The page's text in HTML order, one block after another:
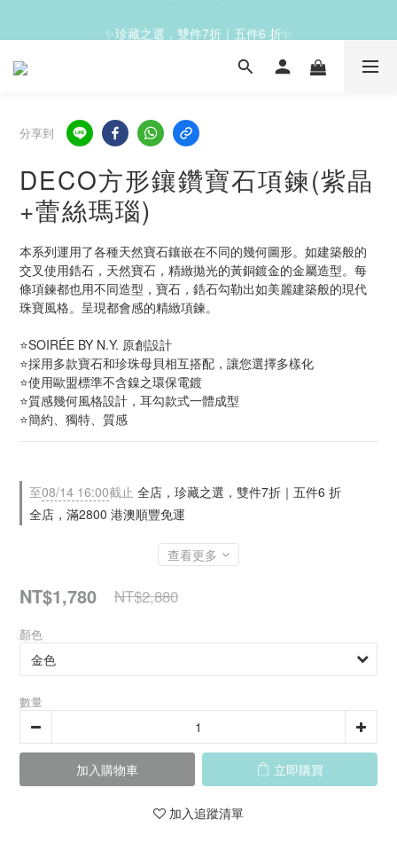
分享到
DECO方形鑲鑽寶石項鍊(紫晶
+蕾絲瑪瑙)
本系列運用了各種天然寶石鑲嵌在不同的幾何圖形。如建築般的
交叉使用鋯石，天然寶石，精緻拋光的黃銅鍍金的金屬造型。每
條項鍊都也用不同造型，寶石，鋯石勾勒出如美麗建築般的現代
珠寶風格。呈現都會感的精緻項鍊。
⭐SOIRÉE BY N.Y. 原創設計
⭐採用多款寶石和珍珠母貝相互搭配，讓您選擇多樣化
⭐使用歐盟標準不含鎳之環保電鍍
⭐質感幾何風格設計，耳勾款式一體成型
⭐簡約、獨特、質感
至08/14 16:00截止 全店，珍藏之選，雙件7折｜五件6 折
全店，滿2800 港澳順豐免運
查看更多
NT$1,780 NT$2,880
顏色
數量
加入購物車 立即購買
加入追蹤清單